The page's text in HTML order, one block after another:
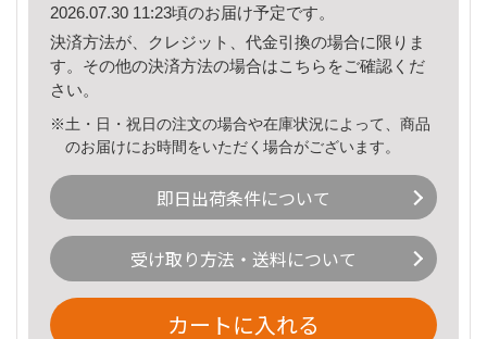
2026.07.30 11:23頃のお届け予定です。
決済方法が、クレジット、代金引換の場合に限りま
す。その他の決済方法の場合はこちら をご確認くだ
さい。
※土・日・祝日の注文の場合や在庫状況によって、商品
のお届けにお時間をいただく場合がございます。
即日出荷条件について
受け取り方法・送料について
カートに入れる